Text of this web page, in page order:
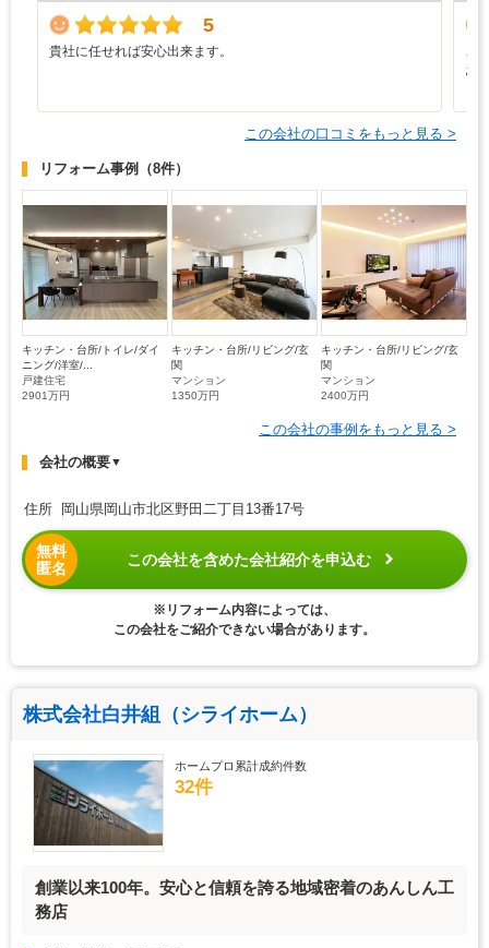
5
貴社に任せれば安心出来ます。
こ
お
この会社の口コミをもっと見る >
リフォーム事例 （8件）
キッチン・台所/トイレ/ダイ
ニング/洋室/...
戸建住宅
2901万円
キッチン・台所/リビング/玄
関
マンション
1350万円
キッチン・台所/リビング/玄
関
マンション
2400万円
この会社の事例をもっと見る >
会社の概要▼
住所 岡山県岡山市北区野田二丁目13番17号
無料
匿名
この会社を含めた会社紹介を申込む
※リフォーム内容によっては、
この会社をご紹介できない場合があります。
株式会社白井組（シライホーム）
ホームプロ累計成約件数
32件
創業以来100年。安心と信頼を誇る地域密着のあんしん工
務店